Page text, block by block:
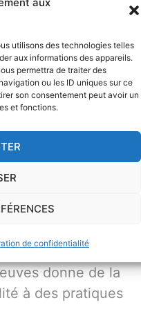
utilisons des technologies telles
aux informations des appareils.
permettra de traiter des
ou les ID uniques sur ce
son consentement peut avoir un
et fonctions.
de confidentialité
cette démarche
opportunité. Le
développement
de donneurs
dans leurs critères
Être noté
la course.
du
déjà. Le simple
donne de la
à des pratiques